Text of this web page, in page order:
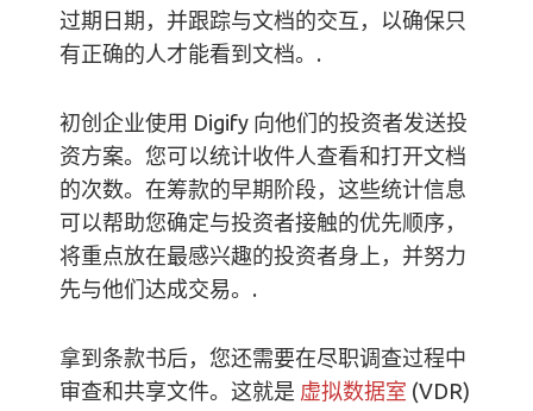
过期日期，并跟踪与文档的交互，以确保只
有正确的人才能看到文档。.
初创企业使用 Digify 向他们的投资者发送投
资方案。您可以统计收件人查看和打开文档
的次数。在筹款的早期阶段，这些统计信息
可以帮助您确定与投资者接触的优先顺序，
将重点放在最感兴趣的投资者身上，并努力
先与他们达成交易。.
拿到条款书后，您还需要在尽职调查过程中
审查和共享文件。这就是 虚拟数据室 (VDR)